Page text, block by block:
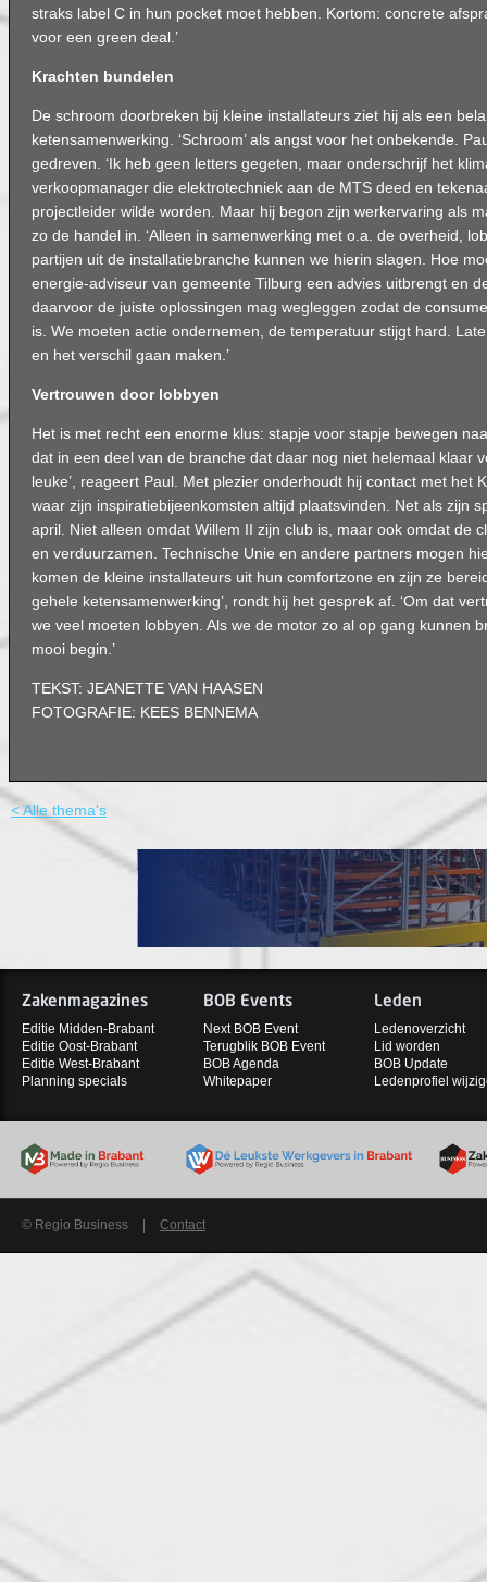
straks label C in hun pocket moet hebben. Kortom: concrete
voor een green deal.’
Krachten bundelen
De schroom doorbreken bij kleine installateurs ziet hij als een
ketensamenwerking. ‘Schroom’ als angst voor het onbekende.
gedreven. ‘Ik heb geen letters gegeten, maar onderschrijf het
verkoopmanager die elektrotechniek aan de MTS deed en
projectleider wilde worden. Maar hij begon zijn werkervaring als
zo de handel in. ‘Alleen in samenwerking met o.a. de overheid,
partijen uit de installatiebranche kunnen we hierin slagen. Hoe
energie-adviseur van gemeente Tilburg een advies uitbrengt en
daarvoor de juiste oplossingen mag wegleggen zodat de
is. We moeten actie ondernemen, de temperatuur stijgt hard.
en het verschil gaan maken.’
Vertrouwen door lobbyen
Het is met recht een enorme klus: stapje voor stapje bewegen
dat in een deel van de branche dat daar nog niet helemaal klaar
leuke’, reageert Paul. Met plezier onderhoudt hij contact met het
waar zijn inspiratiebijeenkomsten altijd plaatsvinden. Net als zijn
april. Niet alleen omdat Willem II zijn club is, maar ook omdat de
en verduurzamen. Technische Unie en andere partners mogen
komen de kleine installateurs uit hun comfortzone en zijn ze
gehele ketensamenwerking’, rondt hij het gesprek af. ‘Om dat
we veel moeten lobbyen. Als we de motor zo al op gang kunnen
mooi begin.’
TEKST: JEANETTE VAN HAASEN
FOTOGRAFIE: KEES BENNEMA
< Alle thema's
Zakenmagazines
Editie Midden-Brabant
Editie Oost-Brabant
Editie West-Brabant
Planning specials
BOB Events
Next BOB Event
Terugblik BOB Event
BOB Agenda
Whitepaper
Leden
Ledenoverzicht
Lid worden
BOB Update
Ledenprofiel
© Regio Business Contact